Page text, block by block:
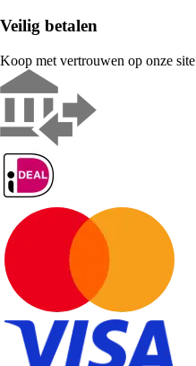
Veilig betalen
Koop met vertrouwen op onze site